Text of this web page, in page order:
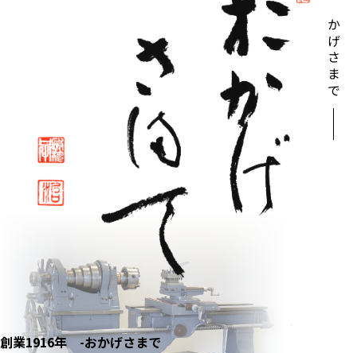
創業1916年 -おかげさまで
おかげさまで